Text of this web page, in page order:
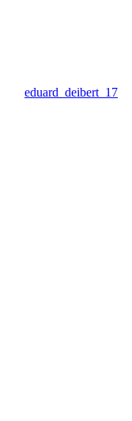
eduard_deibert_17